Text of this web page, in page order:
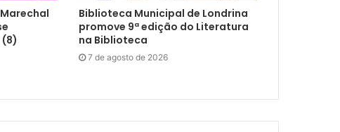
Biblioteca Municipal de Londrina
promove 9ª edição do Literatura
na Biblioteca
7 de agosto de 2026